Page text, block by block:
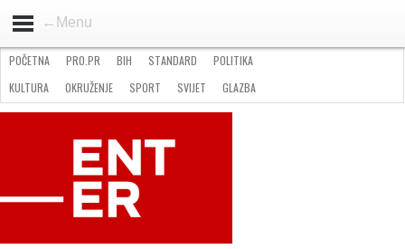
←Menu
STANDARD
GOSPODARSTVO
OKRUŽENJE
POČETNA PRO.PR BIH STANDARD
POLITIKA
KULTURA
OKRUŽENJE SPORT SVIJET
GLAZBA
NATJEČAJI
FILMING LOCATION IN BH KONTAKT